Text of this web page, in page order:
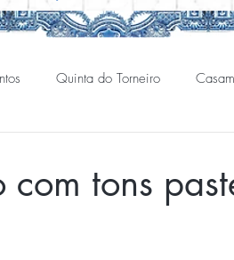
Quinta do Torneiro
tons